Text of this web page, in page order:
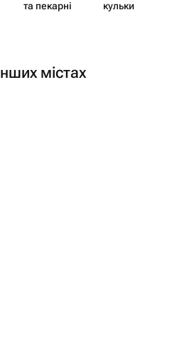
та пекарні
кульки
містах